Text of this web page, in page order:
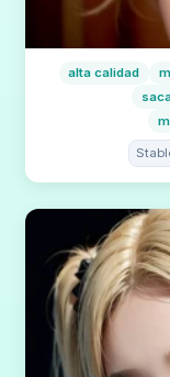
alta calidad